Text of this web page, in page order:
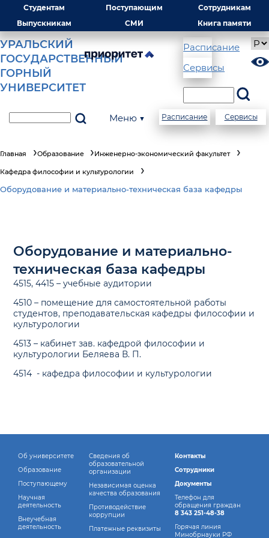
Студентам Поступающим
Сотрудникам
Выпускникам
СМИ Книга памяти
УРАЛЬСКИЙ
ГОСУДАРСТВЕННЫЙ
ГОРНЫЙ
УНИВЕРСИТЕТ
Расписание
Сервисы
Меню ▼ Расписание Сервисы
Главная Образование Инженерно-экономический факультет
Кафедра философии и культурологии
Оборудование и материально-техническая база кафедры
Оборудование и материально-
техническая база кафедры
4515, 4415 – учебные аудитории
4510 – помещение для самостоятельной работы
студентов, преподавательская кафедры философии и
культурологии
4513 – кабинет зав. кафедрой философии и
культурологии Беляева В. П.
4514 - кафедра философии и культурологии
Об университете
Образование
Поступающему
Научная
деятельность
Внеучебная
деятельность
Сведения об
образовательной
организации
Независимая оценка
качества образования
Противодействие
коррупции
Платежные реквизиты
Контакты
Сотрудники
Документы
Телефон для
обращения граждан
8 343 251-48-38
Горячая линия
Минобрнауки РФ